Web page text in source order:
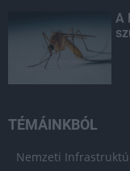
A
TÉMÁINKBÓL
Nemzeti